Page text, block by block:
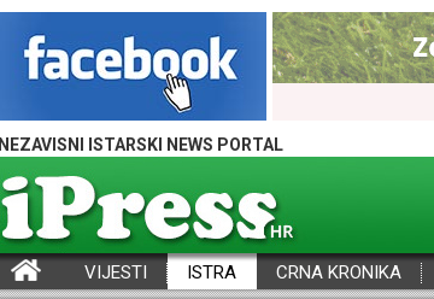
NEZAVISNI ISTARSKI NEWS PORTAL
VIJESTI ISTRA CRNA KRONIKA